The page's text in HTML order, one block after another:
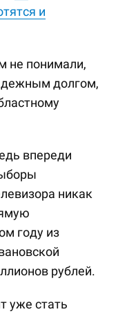
и
не понимали,
долгом,
впереди
никак
году из
рублей.
уже стать